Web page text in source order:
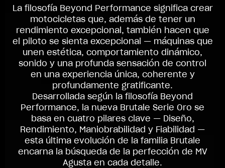
La filosofía Beyond Performance significa crear
motocicletas que, además de tener un
rendimiento excepcional, también hacen que
el piloto se sienta excepcional — máquinas que
unen estética, comportamiento dinámico,
sonido y una profunda sensación de control
en una experiencia única, coherente y
profundamente gratificante.
Desarrollada según la filosofía Beyond
Performance, la nueva Brutale Serie Oro se
basa en cuatro pilares clave — Diseño,
Rendimiento, Maniobrabilidad y Fiabilidad —
esta última evolución de la familia Brutale
encarna la búsqueda de la perfección de MV
Agusta en cada detalle.